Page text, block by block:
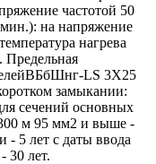
частотой 50
на напряжение
нагрева
Предельная
LS 3Х25
замыкании:
сечений основных
м 95 мм2 и выше -
- 5 лет с даты ввода
30 лет.